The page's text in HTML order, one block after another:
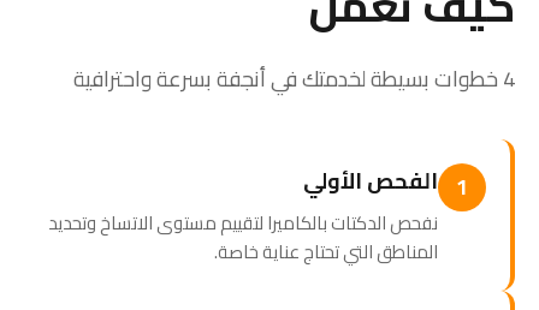
4 خطوات بسيطة لخدمتك في أنجفة بسرعة واحترافية
1 الفحص الأولي
نفحص الدكتات بالكاميرا لتقييم مستوى الاتساخ وتحديد
المناطق التي تحتاج عناية خاصة.